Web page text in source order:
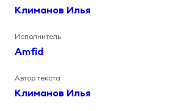
Климанов Илья
Исполнитель
Amfid
Автор текста
Климанов Илья